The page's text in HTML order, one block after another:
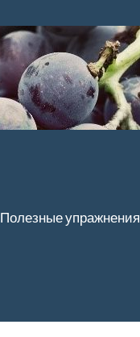
Полезные упражнения